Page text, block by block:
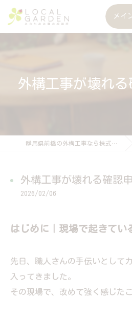
メイ
外構工事が壊れ
群馬県前橋の外構工事なら株式会社ローカルガーデン
外構工事が壊れる確認
2026/02/06
はじめに｜現場で起きてい
先日、職人さんの手伝いとして
入ってきました。
その現場で、改めて強く感じた